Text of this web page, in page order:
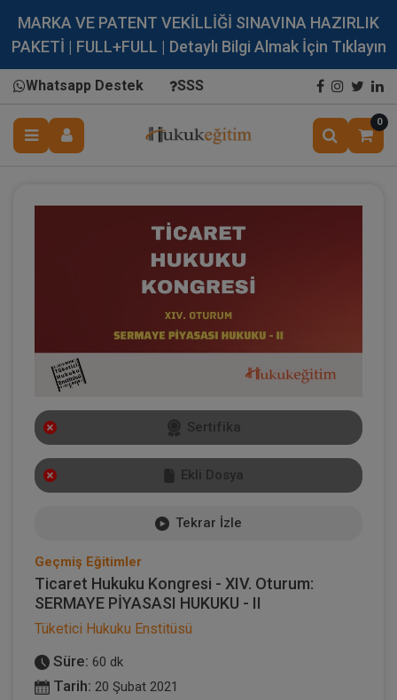
MARKA VE PATENT VEKİLLİĞİ SINAVINA HAZIRLIK
PAKETİ | FULL+FULL | Detaylı Bilgi Almak İçin Tıklayın
Whatsapp Destek SSS
0
Sertifika
Ekli Dosya
Tekrar İzle
Geçmiş Eğitimler
Ticaret Hukuku Kongresi - XIV. Oturum:
SERMAYE PİYASASI HUKUKU - II
Tüketici Hukuku Enstitüsü
Süre: 60 dk
Tarih: 20 Şubat 2021